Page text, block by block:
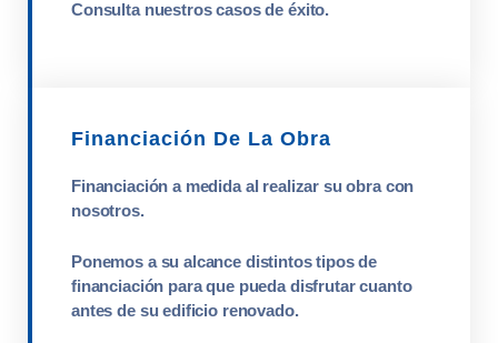
Consulta nuestros casos de éxito.
Financiación De La Obra
Financiación a medida al realizar su obra con
nosotros.
Ponemos a su alcance distintos tipos de
financiación para que pueda disfrutar cuanto
antes de su edificio renovado.